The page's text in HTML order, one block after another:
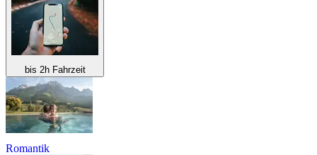
bis 2h Fahrzeit
Romantik